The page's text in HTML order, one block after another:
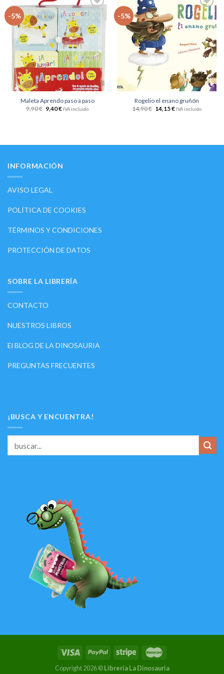
-5%
Añadir
a la
lista
de
deseos
Maleta Aprendo paso a paso
9,90€ 9,40€ IVA incluido
-5%
Añadir
a la
lista
deseos
Rogelio el enano gruñón
14,90€ 14,15€ IVA incluido
INFORMACIÓN
AVISO LEGAL
POLÍTICA DE COOKIES
TÉRMINOS Y CONDICIONES
PROTECCIÓN DE DATOS
SOBRE LA LIBRERÍA
CONTACTO
NUESTROS LIBROS
El BLOG DE LA DINOSAURIA
PREGUNTAS FRECUENTES
¡BUSCA Y ENCUENTRA!
Copyright 2026 © Librería La Dinosauria